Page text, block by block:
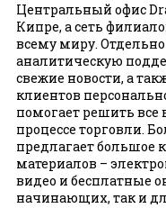
Центральный офис
Кипре, а сеть
всему миру.
аналитическую
свежие новости, а
клиентов
помогает решить
процессе торговли.
предлагает большое
материалов –
видео и бесплатные
начинающих, так и